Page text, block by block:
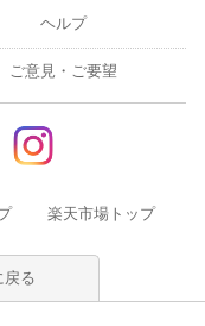
ヘルプ
ご意見・ご要望
楽天市場トップ
戻る